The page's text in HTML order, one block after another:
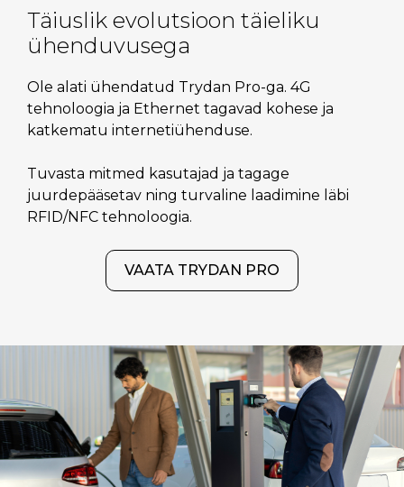
Täiuslik evolutsioon täieliku
ühenduvusega
Ole alati ühendatud Trydan Pro-ga. 4G
tehnoloogia ja Ethernet tagavad kohese ja
katkematu internetiühenduse.
Tuvasta mitmed kasutajad ja tagage
juurdepääsetav ning turvaline laadimine läbi
RFID/NFC tehnoloogia.
VAATA TRYDAN PRO